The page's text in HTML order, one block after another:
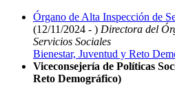
Órgano de Alta Inspección de
(12/11/2024 - ) Directora del
Servicios Sociales
Bienestar, Juventud y Reto
Viceconsejería de Políticas
Reto Demográfico)